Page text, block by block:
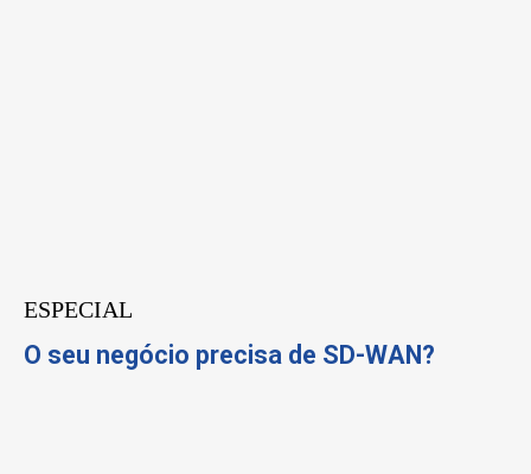
ESPECIAL
O seu negócio precisa de SD-WAN?